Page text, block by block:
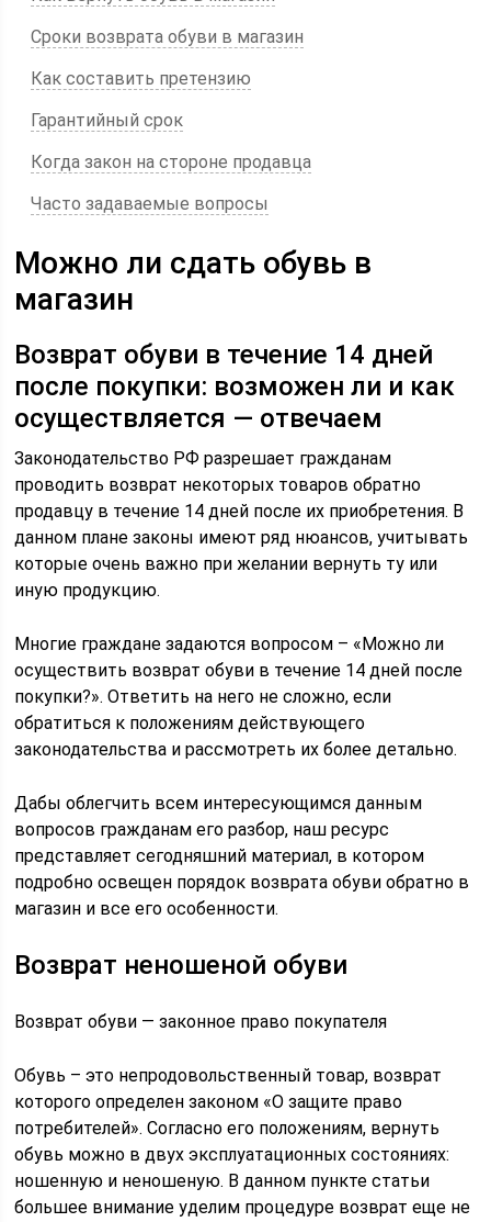
Сроки возврата обуви в магазин
Как составить претензию
Гарантийный срок
Когда закон на стороне продавца
Часто задаваемые вопросы
Можно ли сдать обувь в
магазин
Возврат обуви в течение 14 дней
после покупки: возможен ли и как
осуществляется — отвечаем
Законодательство РФ разрешает гражданам
проводить возврат некоторых товаров обратно
продавцу в течение 14 дней после их приобретения. В
данном плане законы имеют ряд нюансов, учитывать
которые очень важно при желании вернуть ту или
иную продукцию.
Многие граждане задаются вопросом – «Можно ли
осуществить возврат обуви в течение 14 дней после
покупки?». Ответить на него не сложно, если
обратиться к положениям действующего
законодательства и рассмотреть их более детально.
Дабы облегчить всем интересующимся данным
вопросов гражданам его разбор, наш ресурс
представляет сегодняшний материал, в котором
подробно освещен порядок возврата обуви обратно в
магазин и все его особенности.
Возврат неношеной обуви
Возврат обуви — законное право покупателя
Обувь – это непродовольственный товар, возврат
которого определен законом «О защите право
потребителей». Согласно его положениям, вернуть
обувь можно в двух эксплуатационных состояниях:
ношенную и неношеную. В данном пункте статьи
большее внимание уделим процедуре возврат еще не